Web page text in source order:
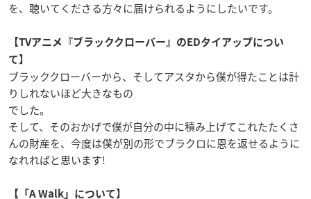
を、聴いてくださる方々に届けられるようにしたいです。
【TVアニメ『ブラッククローバー』のEDタイアップについ
て】
ブラッククローバーから、そしてアスタから僕が得たことは計
りしれないほど大きなもの
でした。
そして、そのおかげで僕が自分の中に積み上げてこれたたくさ
んの財産を、今度は僕が別の形でブラクロに恩を返せるように
なれればと思います!
【「A Walk」について】